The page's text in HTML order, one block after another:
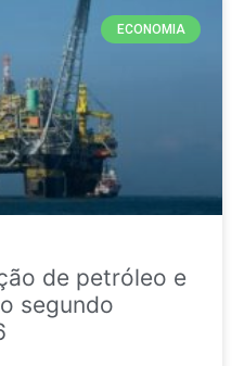
ECONOMIA
de petróleo e
segundo